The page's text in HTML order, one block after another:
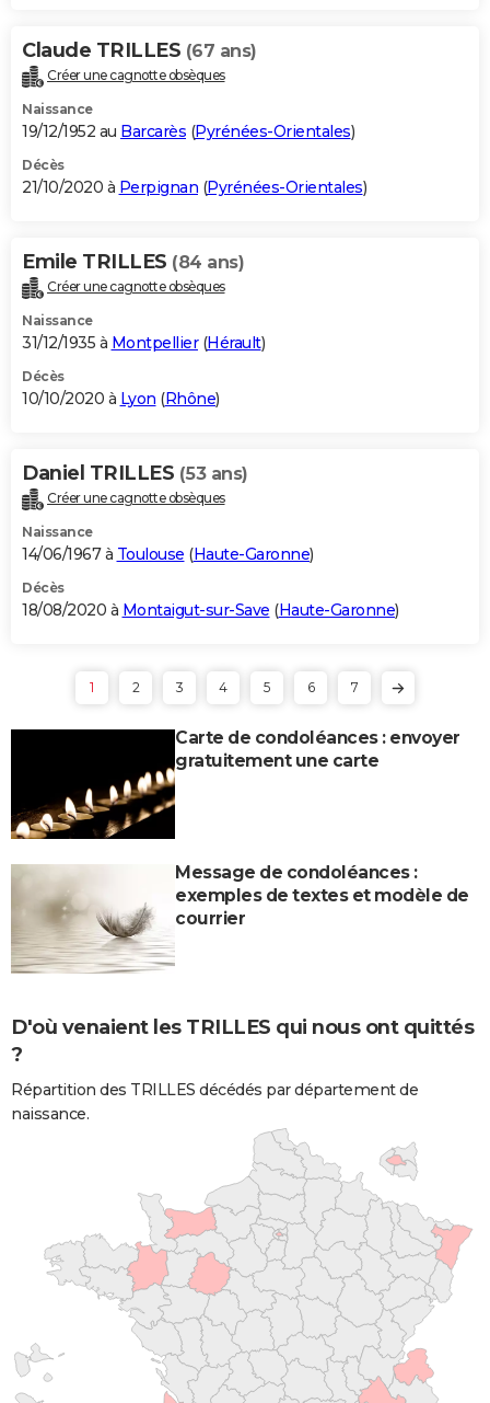
Claude TRILLES (67 ans)
Créer une cagnotte obsèques
Naissance
19/12/1952 au Barcarès (Pyrénées-Orientales)
Décès
21/10/2020 à Perpignan (Pyrénées-Orientales)
Emile TRILLES (84 ans)
Créer une cagnotte obsèques
Naissance
31/12/1935 à Montpellier(Hérault)
Décès
10/10/2020 à Lyon (Rhône)
Daniel TRILLES (53 ans)
Créer une cagnotte obsèques
Naissance
14/06/1967 à Toulouse (Haute-Garonne)
Décès
18/08/2020 à Montaigut-sur-Save (Haute-Garonne)
1 2 3 4 5 6 7
Carte de condoléances : envoyer
gratuitement une carte
Message de condoléances :
exemples de textes et modèle de
courrier
D'où venaient les TRILLES qui nous ont quittés
?
Répartition des TRILLES décédés par département de
naissance.